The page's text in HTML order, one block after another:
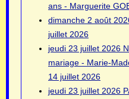
ans - Marguerite
dimanche 2 août
juillet 2026
jeudi 23 juillet 2026
mariage - Marie-
14 juillet 2026
jeudi 23 juillet 2026